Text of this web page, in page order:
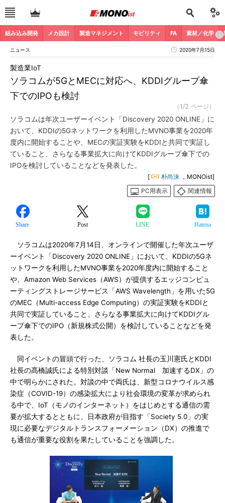
組み込み開発 メカ設計 製造マネジメント モビリティ FA 素材／化学
ニュース 2020年7月15日
ソラコムが5GとMECに対応へ、KDDIグループ傘
下でのIPOも検討
製造業IoT
（1/2 ページ）
ソラコムは年次ユーザーイベント「Discovery 2020 ONLINE」に
おいて、KDDIの5Gネットワークを利用したMVNO事業を2020年
度内に開始することや、MECの実証実験をKDDIと共同で実証し
ていること、さらなる事業拡大に向けてKDDIグループ傘下での
IPOを検討していることなどを発表した。
[ 朴尚洙 ，MONOist]
PC用表示
関連情報
Share Post LINE Hatena
ソラコムは2020年7月14日、オンラインで開催した年次ユーザ
ーイベント「Discovery 2020 ONLINE」において、KDDIの5Gネ
ットワークを利用したMVNO事業を2020年度内に開始すること
や、Amazon Web Services（AWS）が提供するエッジコンピュ
ーティングストレージサービス「AWS Wavelength」を用いた5G
のMEC（Multi-access Edge Computing）の実証実験をKDDIと
共同で実証していること、さらなる事業拡大に向けてKDDIグル
ープ傘下でのIPO（新規株式公開）を検討していることなどを発
表した。
同イベントの冒頭で行った、ソラコム 社長の玉川憲氏とKDDI
社長の髙橋誠氏による特別対談「New Normal 加速するDX」の
中で明らかにされた。対談の中で両氏は、新型コロナウイルス感
染症（COVID-19）の感染拡大により社会環境の変革が求められ
る中で、IoT（モノのインターネット）をはじめとする通信の需
要が拡大するとともに、日本政府が目指す「Society 5.0」の実
現に必要なデジタルトランスフォーメーション（DX）の推進で
も通信が重要な役割を果たしていることを強調した。